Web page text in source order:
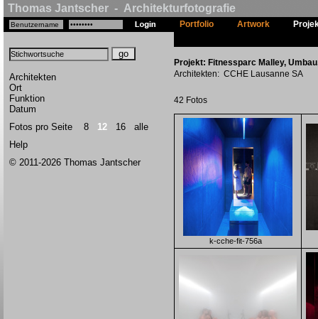
Thomas Jantscher - Architekturfotografie
Architekten
Ort
Funktion
Datum
Fotos pro Seite 8 12 16
alle
Help
© 2011-2026 Thomas Jantscher
Portfolio Artwork
Projekt: Fitnessparc Malley,
Architekten: CCHE Lausanne SA
42 Fotos
k-cche-fit-756a